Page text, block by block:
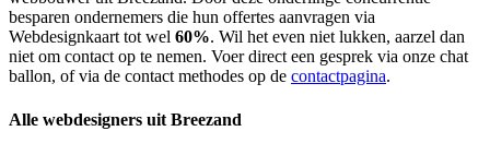
besparen ondernemers die hun offertes aanvragen via
Webdesignkaart tot wel 60%. Wil het even niet lukken, aarzel dan
niet om contact op te nemen. Voer direct een gesprek via onze chat
ballon, of via de contact methodes op de contactpagina.
Alle webdesigners uit Breezand